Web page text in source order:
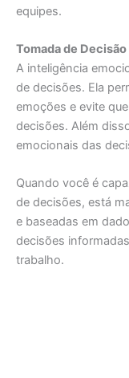
equipes.
Tomada de Decisão
A inteligência
de decisões. Ela
emoções e evite
decisões. Além
emocionais das
Quando você é
de decisões, está
e baseadas em
decisões
trabalho.